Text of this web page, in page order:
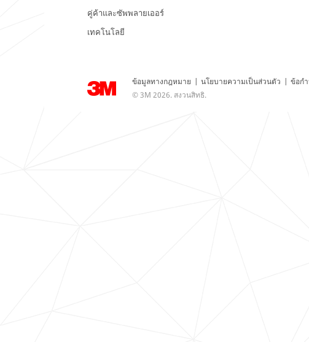
คู่ค้าและซัพพลายเออร์
เทคโนโลยี
ข้อมูลทางกฎหมาย | นโยบายความเป็นส่วนตัว | ข้อก
© 3M 2026. สงวนสิทธิ.